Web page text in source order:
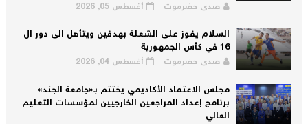
صدى حضرموت أغسطس 05, 2026
السلام يفوز على الشعلة بهدفين ويتأهل الى دور ال
16 في كأس الجمهورية
صدى حضرموت أغسطس 04, 2026
مجلس الاعتماد الأكاديمي يختتم بـ«جامعة الجند»
برنامج إعداد المراجعين الخارجيين لمؤسسات التعليم
العالي